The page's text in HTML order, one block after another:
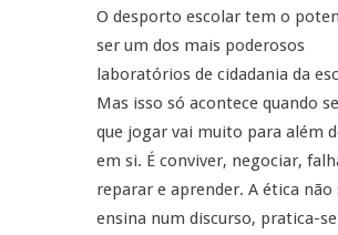
O desporto escolar tem o
ser um dos mais poderosos
laboratórios de cidadania da
Mas isso só acontece quando
que jogar vai muito para além
em si. É conviver, negociar,
reparar e aprender. A ética não
ensina num discurso, pratica-